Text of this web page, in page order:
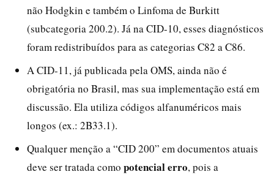
não Hodgkin e também o Linfoma de Burkitt
(subcategoria 200.2). Já na CID-10, esses diagnósticos
foram redistribuídos para as categorias C82 a C86.
A CID-11, já publicada pela OMS, ainda não é
obrigatória no Brasil, mas sua implementação está em
discussão. Ela utiliza códigos alfanuméricos mais
longos (ex.: 2B33.1).
Qualquer menção a “CID 200” em documentos atuais
deve ser tratada como potencial erro, pois a